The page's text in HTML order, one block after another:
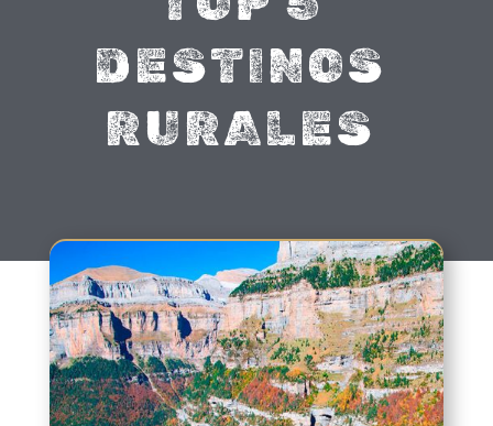
DESTINOS
RURALES